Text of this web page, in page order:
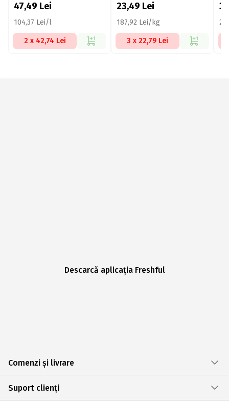
47,49 Lei
104,37 Lei/l
2 x 42,74 Lei
23,49 Lei
187,92 Lei/kg
3 x 22,79 Lei
Descarcă aplicația Freshful
Comenzi și livrare
Suport clienți